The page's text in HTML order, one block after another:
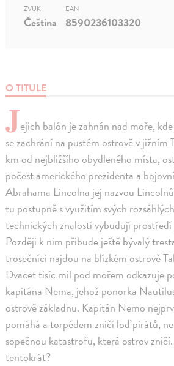
O TITULE
Jejich balón je zahnán nad moře,
se zachrání na pustém ostrově v
km od nejbližšího obydleného místa,
počest amerického prezidenta a
Abrahama Lincolna jej nazvou
tu postupně s využitím svých
technických znalostí vybudují
Později k nim přibude ještě bývalý
trosečníci najdou na blízkém ostrově
Dvacet tisíc mil pod mořem odkazuje
kapitána Nema, jehož ponorka
ostrově základnu. Kapitán Nemo
pomáhá a torpédem zničí loď pirátů,
sopečnou katastrofu, která ostrov
tentokrát?
ZVUK
Čeština
EAN
8590236103320